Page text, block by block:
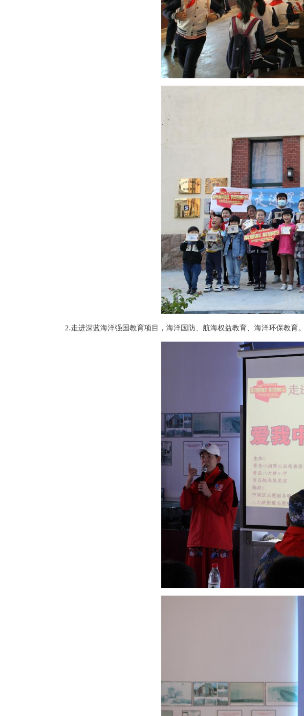
2.走进深蓝海洋强国教育项目，海洋国防、航海权益教育、海洋环保教育。